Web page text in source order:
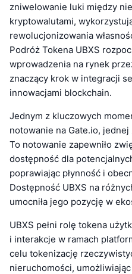
zniwelowanie luki między
kryptowalutami,
rewolucjonizowania
Podróż Tokena UBXS
wprowadzenia na rynek
znaczący krok w integracji
innowacjami blockchain.
Jednym z kluczowych
notowanie na Gate.io, jednej
To notowanie zapewniło
dostępność dla
poprawiając płynność i
Dostępność UBXS na
umocniła jego pozycję w
UBXS pełni rolę tokena
i interakcje w ramach
celu tokenizację
nieruchomości,